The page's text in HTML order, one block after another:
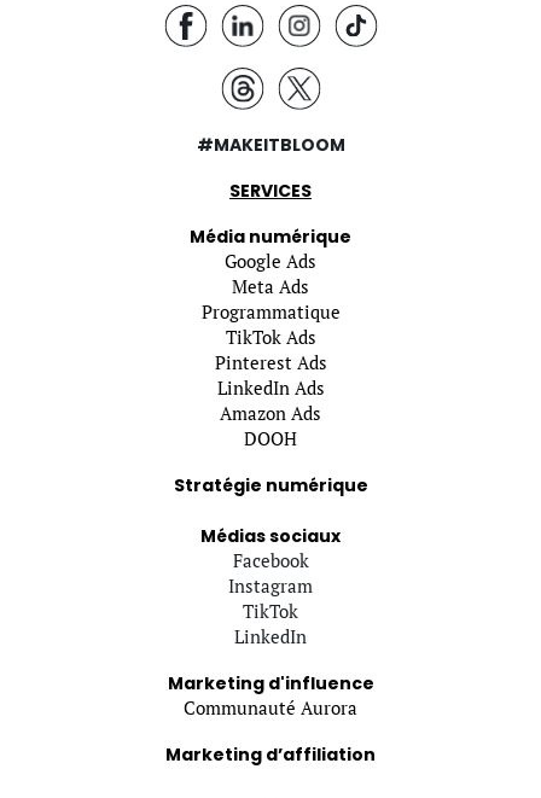
#MAKEITBLOOM
SERVICES
Média numérique
Google Ads
Meta Ads
Programmatique
TikTok Ads
Pinterest Ads
LinkedIn Ads
Amazon Ads
DOOH
Stratégie numérique
Médias sociaux
Facebook
Instagram
TikTok
LinkedIn
Marketing d'influence
Communauté Aurora
Marketing d’affiliation